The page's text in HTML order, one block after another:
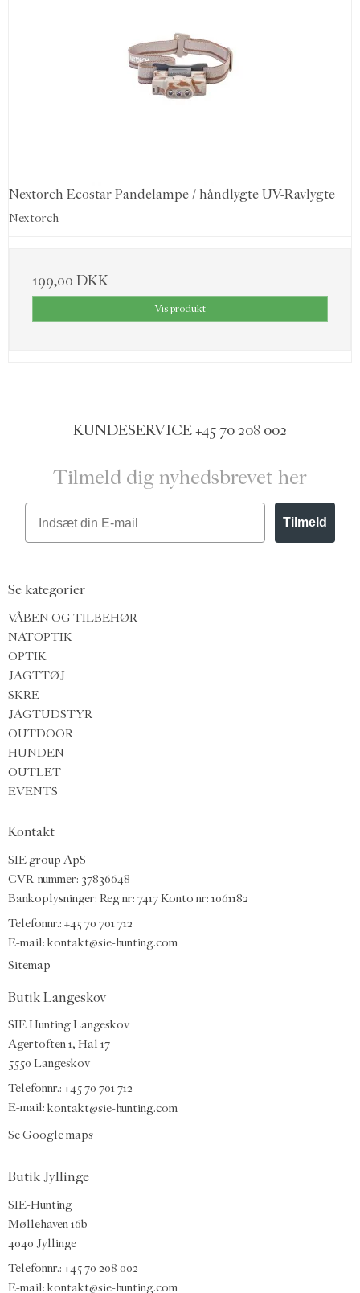
Nextorch Ecostar Pandelampe / håndlygte UV-Ravlygte
Nextorch
199,00 DKK
Vis produkt
KUNDESERVICE+45 70 208 002
Tilmeld dig nyhedsbrevet her
Email
Tilmeld
Se kategorier
VÅBEN OG TILBEHØR
NATOPTIK
OPTIK
JAGTTØJ
SKRE
JAGTUDSTYR
OUTDOOR
HUNDEN
OUTLET
EVENTS
Kontakt
SIE group ApS
CVR-nummer: 37836648
Bankoplysninger: Reg nr: 7417 Konto nr: 1061182
Telefonnr.: +45 70 701 712
E-mail: kontakt@sie-hunting.com
Sitemap
Butik Langeskov
SIE Hunting Langeskov
Agertoften 1, Hal 17
5550 Langeskov
Telefonnr.: +45 70 701 712
E-mail: kontakt@sie-hunting.com
Se Google maps
Butik Jyllinge
SIE-Hunting
Møllehaven 16b
4040 Jyllinge
Telefonnr.: +45 70 208 002
E-mail: kontakt@sie-hunting.com